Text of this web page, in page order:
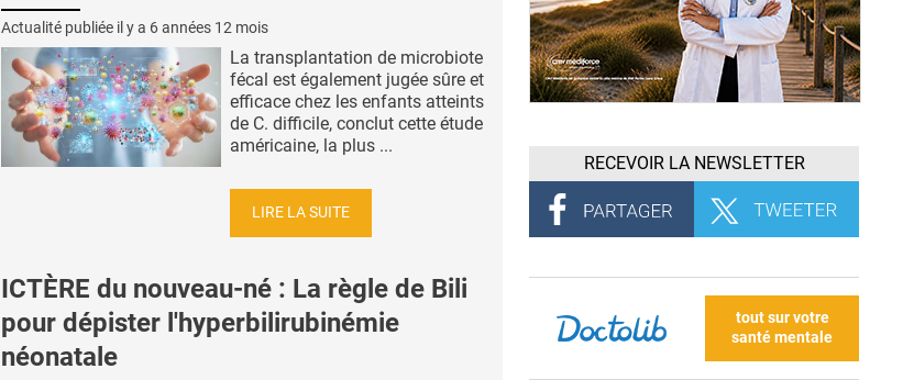
Actualité publiée il y a 6 années 12 mois
La transplantation de microbiote
fécal est également jugée sûre et
efficace chez les enfants atteints
de C. difficile, conclut cette étude
américaine, la plus ...
LIRE LA SUITE
ICTÈRE du nouveau-né : La règle de Bili
pour dépister l'hyperbilirubinémie
néonatale
RECEVOIR LA NEWSLETTER
tout sur votre
santé mentale